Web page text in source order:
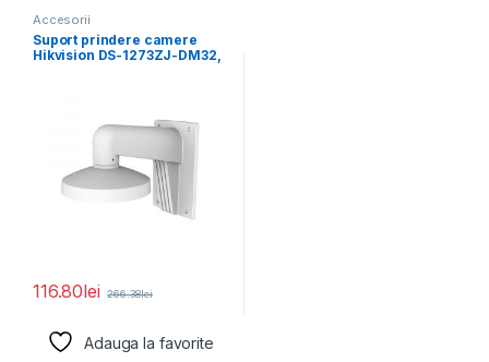
Accesorii
Suport prindere camere
Hikvision DS-1273ZJ-DM32,
116.80lei 266.38lei
Adauga la favorite